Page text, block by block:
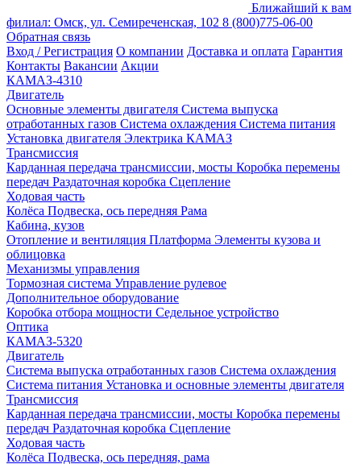
Ближайший к вам
филиал: Омск, ул. Семиреченская, 102 8 (800)775-06-00
Обратная связь
Вход / Регистрация О компании Доставка и оплата Гарантия
Контакты Вакансии Акции
КАМАЗ-4310
Двигатель
Основные элементы двигателя Система выпуска
отработанных газов Система охлаждения Система питания
Установка двигателя Электрика КАМАЗ
Трансмиссия
Карданная передача трансмиссии, мосты Коробка перемены
передач Раздаточная коробка Сцепление
Ходовая часть
Колёса Подвеска, ось передняя Рама
Кабина, кузов
Отопление и вентиляция Платформа Элементы кузова и
облицовка
Механизмы управления
Тормозная система Управление рулевое
Дополнительное оборудование
Коробка отбора мощности Седельное устройство
Оптика
КАМАЗ-5320
Двигатель
Система выпуска отработанных газов Система охлаждения
Система питания Установка и основные элементы двигателя
Трансмиссия
Карданная передача трансмиссии, мосты Коробка перемены
передач Раздаточная коробка Сцепление
Ходовая часть
Колёса Подвеска, ось передняя, рама